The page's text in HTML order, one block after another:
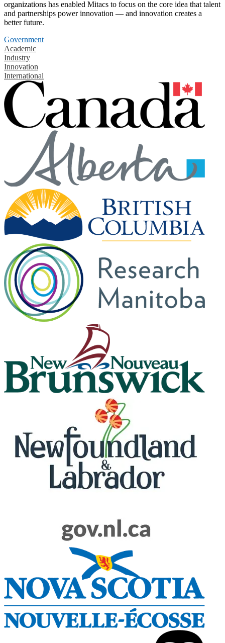
organizations has enabled Mitacs to focus on the core idea that talent
and partnerships power innovation — and innovation creates a
better future.
Government
Academic
Industry
Innovation
International